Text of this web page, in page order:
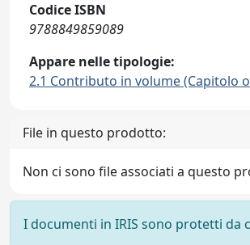
Codice ISBN
9788849859089
Appare nelle tipologie:
2.1 Contributo in volume (Capitolo
File in questo prodotto:
Non ci sono file associati a questo
I documenti in IRIS sono protetti da